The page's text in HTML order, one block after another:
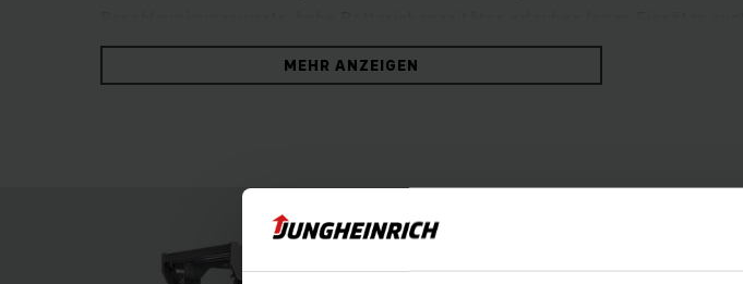
Einstieg, die erhöhte Griffigkeit der Standplattform sowie optimale
Arbeiten ausgelegt: intuitive Anordnung der Bedienelemente, 4-Zoll-Display
MEHR ANZEIGEN